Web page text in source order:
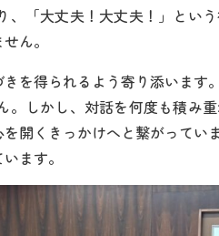
「大丈夫！大丈夫！」とい
ん。
を得られるよう寄り添います。
しかし、対話を何度も積み
開くきっかけへと繋がっていま
ます。